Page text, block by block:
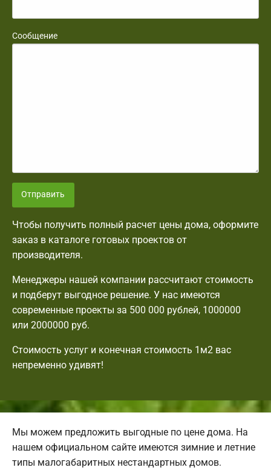
Сообщение
Отправить
Чтобы получить полный расчет цены дома, оформите
заказ в каталоге готовых проектов от
производителя.
Менеджеры нашей компании рассчитают стоимость
и подберут выгодное решение. У нас имеются
современные проекты за 500 000 рублей, 1000000
или 2000000 руб.
Стоимость услуг и конечная стоимость 1м2 вас
непременно удивят!
Мы можем предложить выгодные по цене дома. На
нашем официальном сайте имеются зимние и летние
типы малогабаритных нестандартных домов.